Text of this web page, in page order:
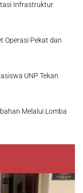
Infrastruktur
Operasi Pekat dan
UNP Tekan
Melalui Lomba